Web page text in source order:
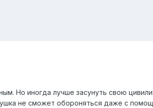
Но иногда лучше засунуть свою
не сможет обороняться даже с